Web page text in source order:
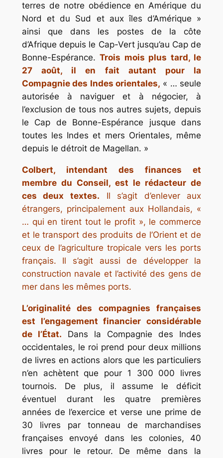
terres de notre obédience en Amérique du
Nord et du Sud et aux îles d’Amérique »
ainsi que dans les postes de la côte
d’Afrique depuis le Cap-Vert jusqu’au Cap de
Bonne-Espérance.Trois mois plus tard, le
27 août, il en fait autant pour la
Compagnie des Indes orientales, « … seule
autorisée à naviguer et à négocier, à
l’exclusion de tous nos autres sujets, depuis
le Cap de Bonne-Espérance jusque dans
toutes les Indes et mers Orientales, même
depuis le détroit de Magellan. »
Colbert, intendant des finances et
membre du Conseil, est le rédacteur de
ces deux textes.
Il s’agit d’enlever aux
étrangers, principalement aux Hollandais, «
… qui en tirent tout le profit », le commerce
et le transport des produits de l’Orient et de
ceux de l’agriculture tropicale vers les ports
français. Il s’agit aussi de développer la
construction navale et l’activité des gens de
mer dans les mêmes ports.
L’originalité des compagnies françaises
est l’engagement financier considérable
de l’État. Dans la Compagnie des Indes
occidentales, le roi prend pour deux millions
de livres en actions alors que les particuliers
n’en achètent que pour 1 300 000 livres
tournois. De plus, il assume le déficit
éventuel durant les quatre premières
années de l’exercice et verse une prime de
30 livres par tonneau de marchandises
françaises envoyé dans les colonies, 40
livres pour le retour. De même dans la